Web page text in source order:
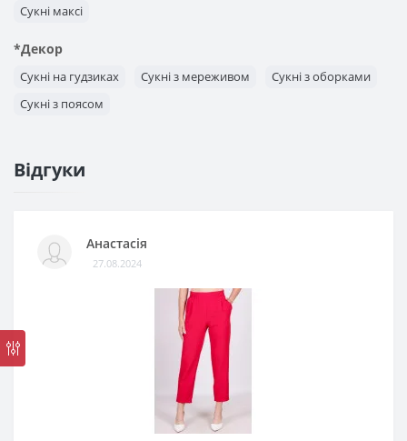
Сукні максі
*Декор
Сукні на гудзиках Сукні з мереживом
Сукні з оборками
Сукні з поясом
Відгуки
Анастасія
27.08.2024